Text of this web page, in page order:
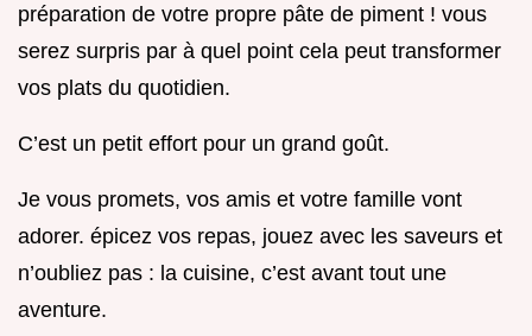
préparation de votre propre pâte de piment ! vous
serez surpris par à quel point cela peut transformer
vos plats du quotidien.
C’est un petit effort pour un grand goût.
Je vous promets, vos amis et votre famille vont
adorer. épicez vos repas, jouez avec les saveurs et
n’oubliez pas : la cuisine, c’est avant tout une
aventure.